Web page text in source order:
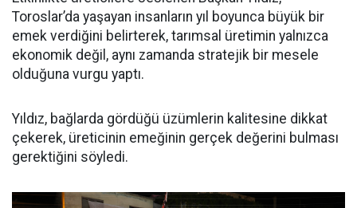
Toroslar’da yaşayan insanların yıl boyunca büyük bir
emek verdiğini belirterek, tarımsal üretimin yalnızca
ekonomik değil, aynı zamanda stratejik bir mesele
olduğuna vurgu yaptı.
Yıldız, bağlarda gördüğü üzümlerin kalitesine dikkat
çekerek, üreticinin emeğinin gerçek değerini bulması
gerektiğini söyledi.